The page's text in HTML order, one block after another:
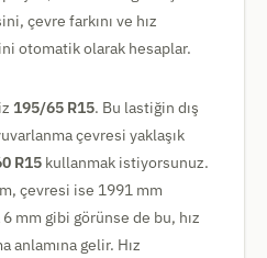
çevre farkını ve hız
otomatik olarak hesaplar.
195/65 R15. Bu lastiğin dış
çevresi yaklaşık
R15 kullanmak istiyorsunuz.
çevresi ise 1991 mm
6 mm gibi görünse de bu, hız
anlamına gelir. Hız